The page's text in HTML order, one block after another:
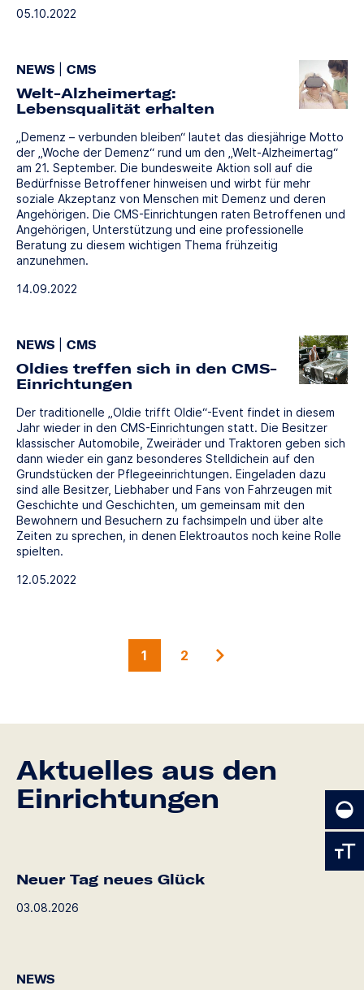
05.10.2022
NEWS CMS
Welt-Alzheimertag:
Lebensqualität erhalten
„Demenz – verbunden bleiben“ lautet das diesjährige Motto
der „Woche der Demenz“ rund um den „Welt-Alzheimertag“
am 21. September. Die bundesweite Aktion soll auf die
Bedürfnisse Betroffener hinweisen und wirbt für mehr
soziale Akzeptanz von Menschen mit Demenz und deren
Angehörigen. Die CMS-Einrichtungen raten Betroffenen und
Angehörigen, Unterstützung und eine professionelle
Beratung zu diesem wichtigen Thema frühzeitig
anzunehmen.
14.09.2022
NEWS CMS
Oldies treffen sich in den CMS-
Einrichtungen
Der traditionelle „Oldie trifft Oldie“-Event findet in diesem
Jahr wieder in den CMS-Einrichtungen statt. Die Besitzer
klassischer Automobile, Zweiräder und Traktoren geben sich
dann wieder ein ganz besonderes Stelldichein auf den
Grundstücken der Pflegeeinrichtungen. Eingeladen dazu
sind alle Besitzer, Liebhaber und Fans von Fahrzeugen mit
Geschichte und Geschichten, um gemeinsam mit den
Bewohnern und Besuchern zu fachsimpeln und über alte
Zeiten zu sprechen, in denen Elektroautos noch keine Rolle
spielten.
12.05.2022
1 2
Aktuelles aus den
Einrichtungen
Neuer Tag neues Glück
03.08.2026
NEWS